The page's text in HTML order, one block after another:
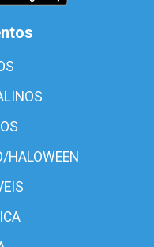
HALOWEEN